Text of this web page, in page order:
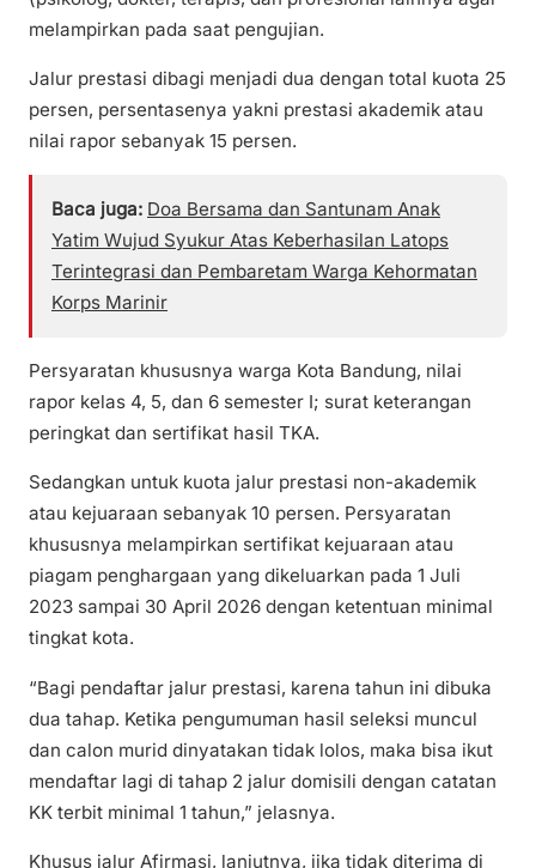
melampirkan pada saat pengujian.
Jalur prestasi dibagi menjadi dua dengan total kuota 25
persen, persentasenya yakni prestasi akademik atau
nilai rapor sebanyak 15 persen.
Baca juga: Doa Bersama dan Santunam Anak
Yatim Wujud Syukur Atas Keberhasilan Latops
Terintegrasi dan Pembaretam Warga Kehormatan
Korps Marinir
Persyaratan khususnya warga Kota Bandung, nilai
rapor kelas 4, 5, dan 6 semester I; surat keterangan
peringkat dan sertifikat hasil TKA.
Sedangkan untuk kuota jalur prestasi non-akademik
atau kejuaraan sebanyak 10 persen. Persyaratan
khususnya melampirkan sertifikat kejuaraan atau
piagam penghargaan yang dikeluarkan pada 1 Juli
2023 sampai 30 April 2026 dengan ketentuan minimal
tingkat kota.
“Bagi pendaftar jalur prestasi, karena tahun ini dibuka
dua tahap. Ketika pengumuman hasil seleksi muncul
dan calon murid dinyatakan tidak lolos, maka bisa ikut
mendaftar lagi di tahap 2 jalur domisili dengan catatan
KK terbit minimal 1 tahun,” jelasnya.
Khusus jalur Afirmasi, lanjutnya, jika tidak diterima di